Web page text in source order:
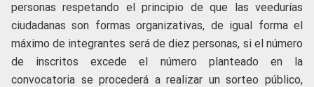
personas respetando el principio de que las veedurías
ciudadanas son formas organizativas, de igual forma el
máximo de integrantes será de diez personas, si el número
de inscritos excede el número planteado en la
convocatoria se procederá a realizar un sorteo público,